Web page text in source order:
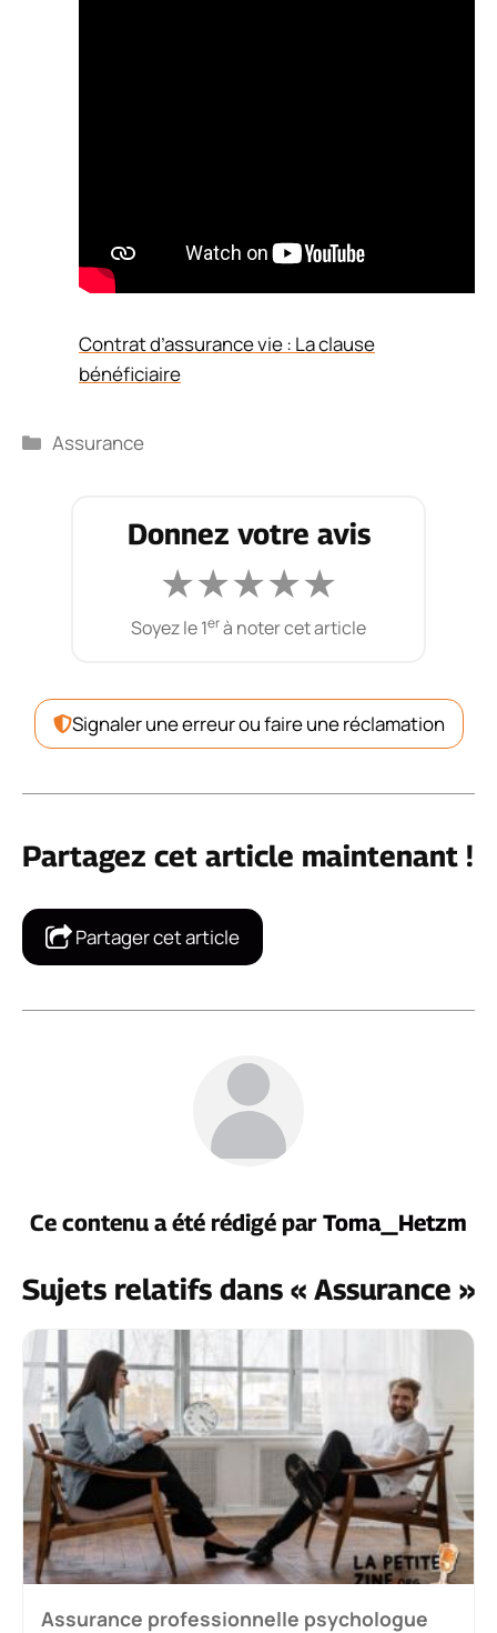
Contrat d’assurance vie : La clause
bénéficiaire
Catégories
Assurance
Donnez votre avis
★★★★★
Soyez le 1erà noter cet article
Signaler une erreur ou faire une réclamation
Partagez cet article maintenant !
Partager cet article
Ce contenu a été rédigé par Toma_Hetzm
Sujets relatifs dans « Assurance »
Assurance professionnelle psychologue